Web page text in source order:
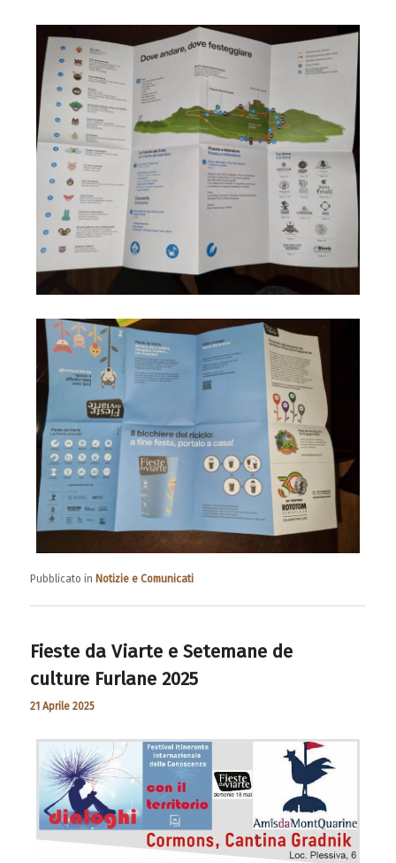
Pubblicato in Notizie e Comunicati
Fieste da Viarte e Setemane de
culture Furlane 2025
21 Aprile 2025